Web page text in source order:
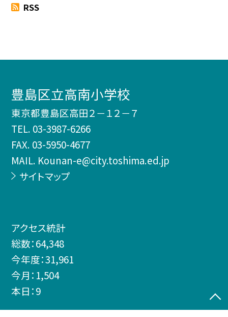
RSS
豊島区立高南小学校
東京都豊島区高田２－１２－７
TEL. 03-3987-6266
FAX. 03-5950-4677
MAIL. Kounan-e@city.toshima.ed.jp
サイトマップ
アクセス統計
総数：64,348
今年度：31,961
今月： 1,504
本日：9